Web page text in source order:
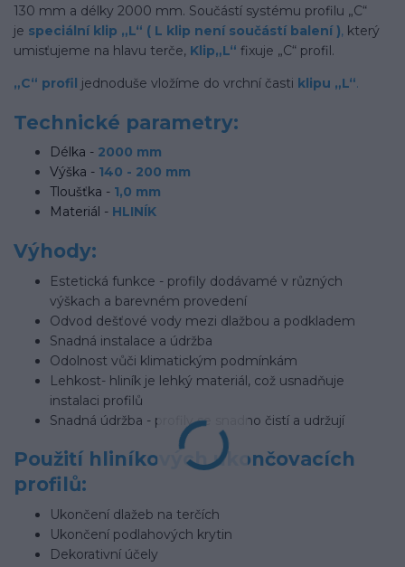
130 mm a délky 2000 mm. Součástí systému profilu „C“
je speciální klip „L“ ( L klip není součástí balení ), který
umisťujeme na hlavu terče, Klip„L“ fixuje „C“ profil.
„C“ profil jednoduše vložíme do vrchní časti klipu „L“.
Technické parametry:
Délka - 2000 mm
Výška - 140 - 200 mm
Tloušťka - 1,0 mm
Materiál - HLINÍK
Výhody:
Estetická funkce - profily dodávamé v různých
výškach a barevném provedení
Odvod dešťové vody mezi dlažbou a podkladem
Snadná instalace a údržba
Odolnost vůči klimatickým podmínkám
Lehkost- hliník je lehký materiál, což usnadňuje
instalaci profilů
Snadná údržba - profily se snadno čistí a udržují
Použití hliníkových ukončovacích
profilů:
Ukončení dlažeb na terčích
Ukončení podlahových krytin
Dekorativní účely